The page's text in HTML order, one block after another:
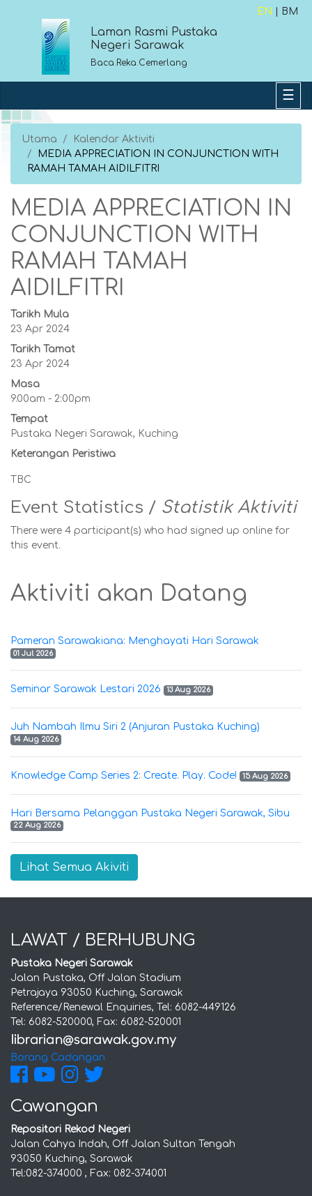
EN | BM
Laman Rasmi Pustaka
Negeri Sarawak
Baca.Reka.Cemerlang
Utama
Kalendar Aktiviti
MEDIA APPRECIATION IN CONJUNCTION WITH
RAMAH TAMAH AIDILFITRI
MEDIA APPRECIATION IN
CONJUNCTION WITH
RAMAH TAMAH
AIDILFITRI
Tarikh Mula
23 Apr 2024
Tarikh Tamat
23 Apr 2024
Masa
9.00am - 2:00pm
Tempat
Pustaka Negeri Sarawak, Kuching
Keterangan Peristiwa
TBC
Event Statistics / Statistik Aktiviti
There were 4 participant(s) who had signed up online for
this event.
Aktiviti akan Datang
Pameran Sarawakiana: Menghayati Hari Sarawak
01 Jul 2026
Seminar Sarawak Lestari 2026 13 Aug 2026
Juh Nambah Ilmu Siri 2 (Anjuran Pustaka Kuching)
14 Aug 2026
Knowledge Camp Series 2: Create. Play. Code! 15 Aug 2026
Hari Bersama Pelanggan Pustaka Negeri Sarawak, Sibu
22 Aug 2026
Lihat Semua Akiviti
LAWAT / BERHUBUNG
Pustaka Negeri Sarawak
Jalan Pustaka, Off Jalan Stadium
Petrajaya 93050 Kuching, Sarawak
Reference/Renewal Enquiries, Tel: 6082-449126
Tel: 6082-520000, Fax: 6082-520001
Borang Cadangan
Cawangan
Repositori Rekod Negeri
Jalan Cahya Indah, Off Jalan Sultan Tengah
93050 Kuching, Sarawak
Tel:082-374000 , Fax: 082-374001